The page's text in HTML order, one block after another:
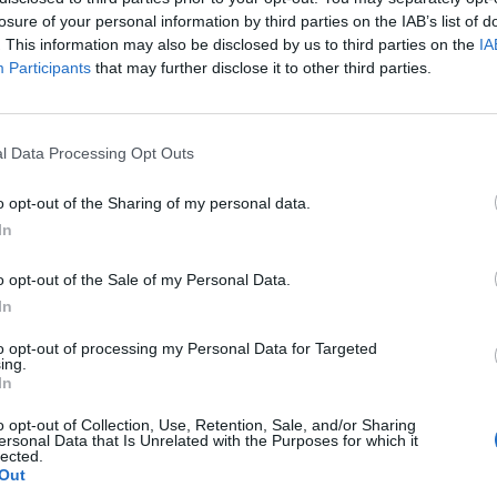
of your personal information by third parties on the IAB’s list of
This information may also be disclosed by us to third parties on the
Participants that may further disclose it to other third parties.
Data Processing Opt Outs
opt-out of the Sharing of my personal data.
opt-out of the Sale of my Personal Data.
opt-out of processing my Personal Data for Targeted
opt-out of Collection, Use, Retention, Sale, and/or Sharing
Data that Is Unrelated with the Purposes for which it
2025
a Anoeta: cómo Euskadi
100 millones en
Europa